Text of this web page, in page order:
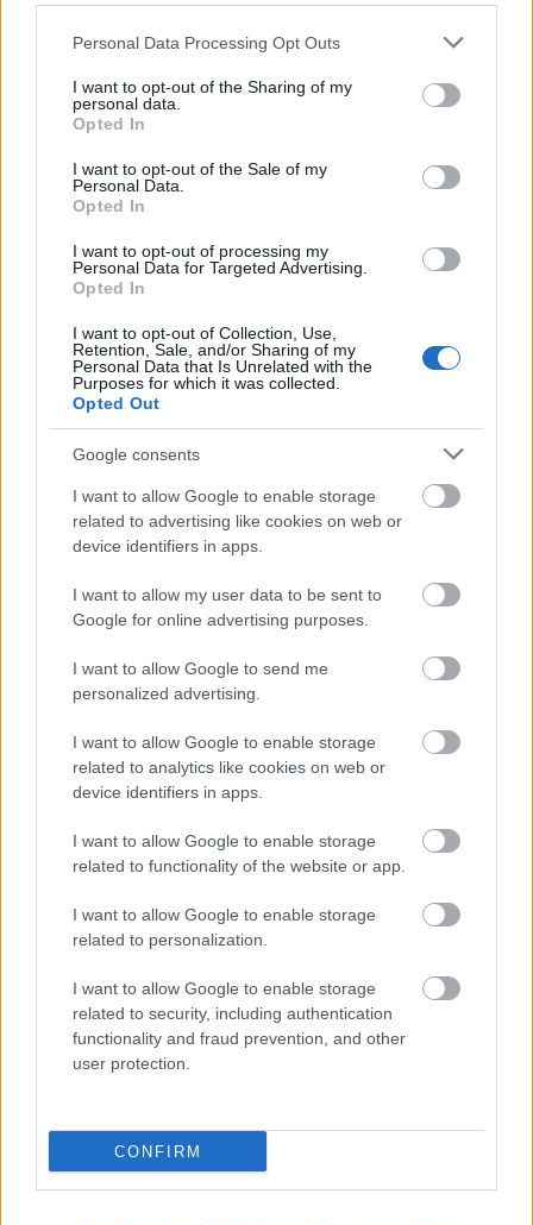
Please note that this website/app uses one or more Google
not limited to your visit or usage behaviour. You may click to
grant or deny consent to Google and its third-party tags to
use your data for below specified purposes in below Google
consent section.
Personal Data Processing Opt Outs
I want to opt-out of the Sharing of my
personal data.
Opted In
I want to opt-out of the Sale of my
Personal Data.
Opted In
I want to opt-out of processing my
Personal Data for Targeted Advertising.
Opted In
I want to opt-out of Collection, Use,
Retention, Sale, and/or Sharing of my
Personal Data that Is Unrelated with the
Purposes for which it was collected.
Opted Out
Google consents
I want to allow Google to enable storage
related to advertising like cookies on web or
device identifiers in apps.
I want to allow my user data to be sent to
Google for online advertising purposes.
I want to allow Google to send me
personalized advertising.
I want to allow Google to enable storage
related to analytics like cookies on web or
device identifiers in apps.
I want to allow Google to enable storage
related to functionality of the website or app.
I want to allow Google to enable storage
related to personalization.
I want to allow Google to enable storage
related to security, including authentication
functionality and fraud prevention, and other
user protection.
CONFIRM
Ακρόπολις και τη
στήριξη της
πολιτείας στη
διοργάνωση
επεσήμανε ο
Αναπληρωτής
Υπουργός
Αθλητισμού,
@VroutsisGiannis,
σε χαιρετισμό που
απηύθυνε λίγες
ώρες πριν από την
έναρξη του αγώνα.
👉 Διαβάστε
αναλυτικά:
https://t.co/6gxfMQDJIH
pic.twitter.com/
Rally
(@AcropolisRally)